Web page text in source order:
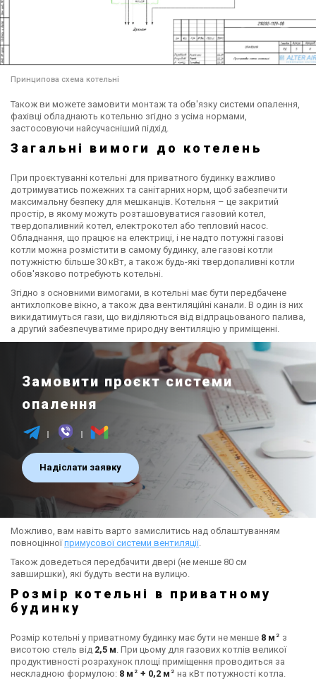
Принципова схема котельні
Також ви можете замовити монтаж та обв'язку системи опалення,
фахівці обладнають котельню згідно з усіма нормами,
застосовуючи найсучасніший підхід.
Загальні вимоги до котелень
При проєктуванні котельні для приватного будинку важливо
дотримуватись пожежних та санітарних норм, щоб забезпечити
максимальну безпеку для мешканців. Котельня – це закритий
простір, в якому можуть розташовуватися газовий котел,
твердопаливний котел, електрокотел або тепловий насос.
Обладнання, що працює на електриці, і не надто потужні газові
котли можна розмістити в самому будинку, але газові котли
потужністю більше 30 кВт, а також будь-які твердопаливні котли
обов'язково потребують котельні.
Згідно з основними вимогами, в котельні має бути передбачене
антихлопкове вікно, а також два вентиляційні канали. В один із них
викидатимуться гази, що виділяються від відпрацьованого палива,
а другий забезпечуватиме природну вентиляцію у приміщенні.
Замовити проєкт системи
опалення
Надіслати заявку
Можливо, вам навіть варто замислитись над облаштуванням
повноцінноїпримусової системи вентиляції.
Також доведеться передбачити двері (не менше 80 см
завширшки), які будуть вести на вулицю.
Розмір котельні в приватному
будинку
Розмір котельні у приватному будинку має бути не менше 8 м 2
з
висотою стель від 2,5 м. При цьому для газових котлів великої
продуктивності розрахунок площі приміщення проводиться за
нескладною формулою: 8 м 2 + 0,2 м 2 на кВт потужності котла.